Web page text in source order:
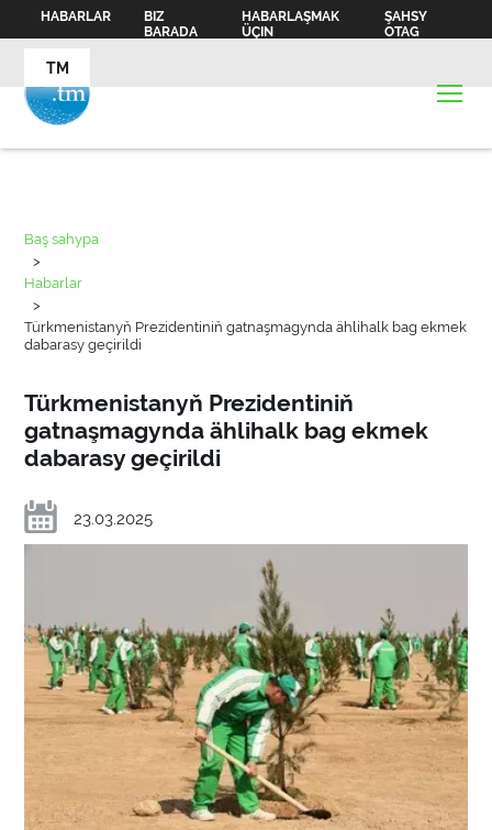
HABARLAR
BIZ
BARADA
HABARLAŞMAK
ÜÇIN
ŞAHSY
OTAG
TM
Baş sahypa
>
Habarlar
>
Türkmenistanyň Prezidentiniň gatnaşmagynda ählihalk bag ekmek
dabarasy geçirildi
Türkmenistanyň Prezidentiniň
gatnaşmagynda ählihalk bag ekmek
dabarasy geçirildi
23.03.2025